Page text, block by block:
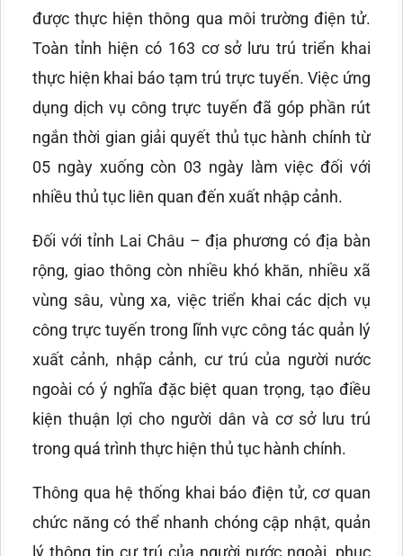
được thực hiện thông qua môi trường điện tử.
Toàn tỉnh hiện có 163 cơ sở lưu trú triển khai
thực hiện khai báo tạm trú trực tuyến. Việc ứng
dụng dịch vụ công trực tuyến đã góp phần rút
ngắn thời gian giải quyết thủ tục hành chính từ
05 ngày xuống còn 03 ngày làm việc đối với
nhiều thủ tục liên quan đến xuất nhập cảnh.
Đối với tỉnh Lai Châu – địa phương có địa bàn
rộng, giao thông còn nhiều khó khăn, nhiều xã
vùng sâu, vùng xa, việc triển khai các dịch vụ
công trực tuyến trong lĩnh vực công tác quản lý
xuất cảnh, nhập cảnh, cư trú của người nước
ngoài có ý nghĩa đặc biệt quan trọng, tạo điều
kiện thuận lợi cho người dân và cơ sở lưu trú
trong quá trình thực hiện thủ tục hành chính.
Thông qua hệ thống khai báo điện tử, cơ quan
chức năng có thể nhanh chóng cập nhật, quản
lý thông tin cư trú của người nước ngoài, phục